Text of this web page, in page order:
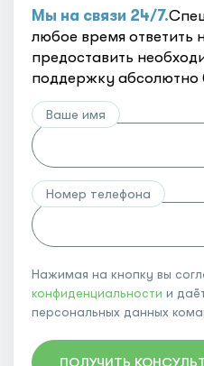
Мы на связи 24/7.
любое время ответить
предоставить
поддержку абсолютно
Ваше имя
Номер телефона
Нажимая на кнопку вы
конфиденциальности и
персональных данных
ПОЛУЧИТЬ